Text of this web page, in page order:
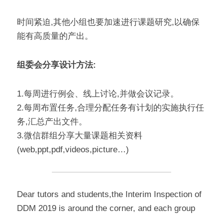
时间紧迫,其他小组也要加速进行课题研究,以确保
能有高质量的产出。
组委会分享设计方法:
1.每周进行例会、线上讨论,并做会议记录。
2.每周布置任务,合理分配任务有计划的实施执行任
务,汇总产出文件。
3.微信群组分享大量课题相关资料
(web,ppt,pdf,videos,picture…)
Dear tutors and students,the Interim Inspection of
DDM 2019 is around the corner, and each group